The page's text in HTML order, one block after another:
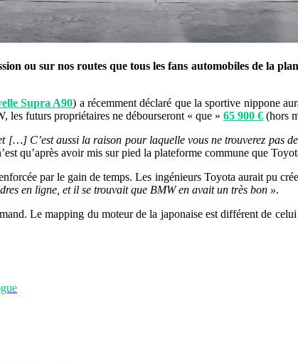
ou sur nos routes que tous les fans automobiles de la
Supra A90) a récemment déclaré que la sportive nippone
les futurs propriétaires ne débourseront « que » 65 900 € (hors
C’est aussi la raison pour laquelle vous ne trouverez pas
qu’après avoir mis sur pied la plateforme commune que
par le gain de temps. Les ingénieurs Toyota aurait pu
en ligne, et il se trouvait que BMW en avait un très bon ».
Le mapping du moteur de la japonaise est différent de